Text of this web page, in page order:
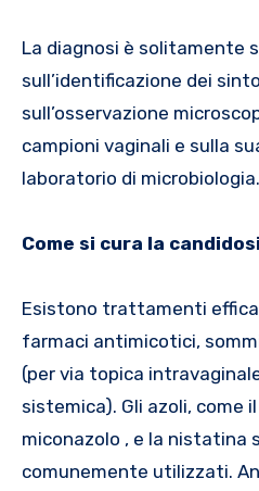
La diagnosi è solitamente
sull’identificazione dei
sull’osservazione
campioni vaginali e sulla
laboratorio di microbiologia.
Come si cura la
Esistono trattamenti
farmaci antimicotici,
(per via topica
sistemica). Gli azoli, come
miconazolo , e la nistatina
comunemente utilizzati.